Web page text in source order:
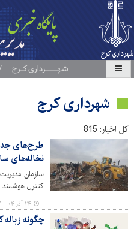
شهرداری کرج
کل اخبار: 815
طرح‌های
نخاله‌های
سازمان
کنترل هوشمند
استفاده از
ردیابی، نظارت
خواهد کرد.
۲۴ آذر ۰۴ - ۱۰:۵۷
چگونه